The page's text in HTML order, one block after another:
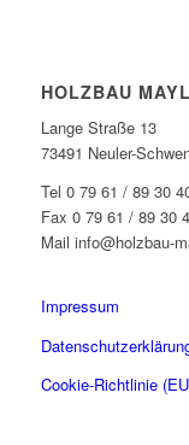
HOLZBAU
Lange Straße 13
73491 Neuler-
Tel 0 79 61 / 89 30
Fax 0 79 61 / 89 30
Mail info@holzbau-
Impressum
Cookie-Richtlinie